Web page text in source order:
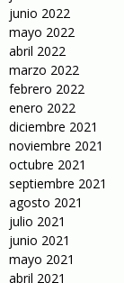
junio 2022
mayo 2022
abril 2022
marzo 2022
febrero 2022
enero 2022
diciembre 2021
noviembre 2021
octubre 2021
septiembre 2021
agosto 2021
julio 2021
junio 2021
mayo 2021
abril 2021